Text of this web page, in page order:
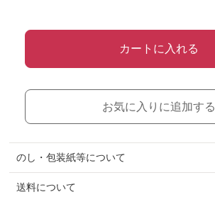
カートに入れる
お気に入りに追加する
のし・包装紙等について
送料について